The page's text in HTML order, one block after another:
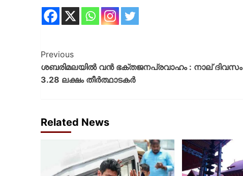
Previous
ശബരിമലയില്‍ വന്‍ ഭക്തജനപ്രവാഹം : നാല് ദിവസം
3.28 ലക്ഷം തീര്‍ത്ഥാടകര്‍
Related News